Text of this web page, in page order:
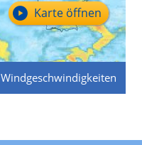
Windgeschwindigkeiten
Karte öffnen